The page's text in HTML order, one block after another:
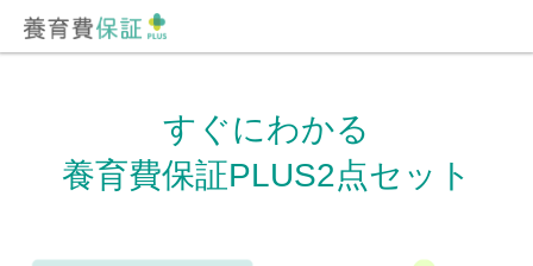
すぐにわかる
養育費保証PLUS2点セット